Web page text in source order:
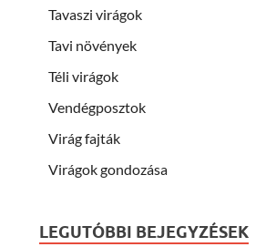
Tavaszi virágok
Tavi növények
Téli virágok
Vendégposztok
Virág fajták
Virágok gondozása
LEGUTÓBBI BEJEGYZÉSEK